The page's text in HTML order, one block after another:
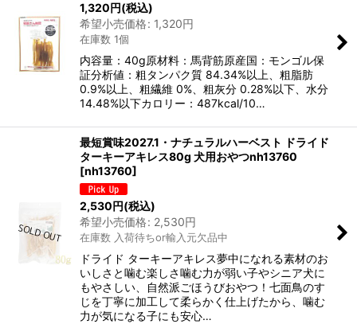
1,320 円(税込)
希望小売価格: 1,320円
在庫数 1個
内容量：40g原材料：馬背筋原産国：モンゴル保
証分析値：粗タンパク質 84.34%以上、粗脂肪
0.9%以上、粗繊維 0%、粗灰分 0.28%以下、水分
14.48%以下カロリー：487kcal/10…
最短賞味2027.1・ナチュラルハーベスト ドライド
ターキーアキレス80g 犬用おやつnh13760
[nh13760]
2,530円(税込)
希望小売価格: 2,530円
在庫数 入荷待ちor輸入元欠品中
ドライド ターキーアキレス夢中になれる素材のお
いしさと噛む楽しさ噛む力が弱い子やシニア犬に
もやさしい、自然派ごほうびおやつ！七面鳥のす
じを丁寧に加工して柔らかく仕上げたから、噛む
力が気になる子にも安心…